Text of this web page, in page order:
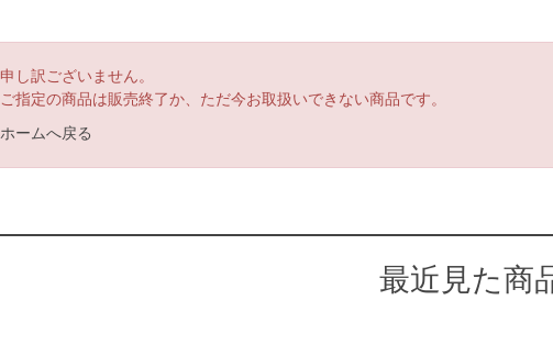
申し訳ございません。
ご指定の商品は販売終了か、ただ今お取扱いできない商品です。
ホームへ戻る
最近見た商